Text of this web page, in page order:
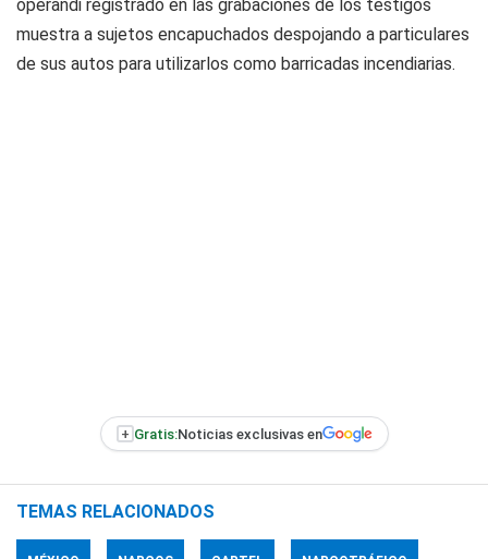
operandi registrado en las grabaciones de los testigos
muestra a sujetos encapuchados despojando a particulares
de sus autos para utilizarlos como barricadas incendiarias.
+ Gratis:Noticias exclusivas en
TEMAS RELACIONADOS